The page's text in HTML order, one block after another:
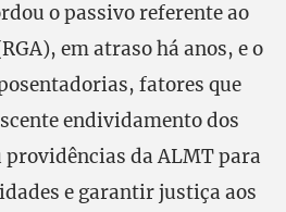
o passivo referente ao
em atraso há anos, e o
fatores que
endividamento dos
providências da ALMT para
e garantir justiça aos